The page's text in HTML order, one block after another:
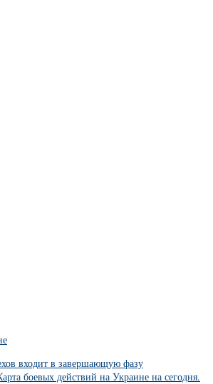
входит в завершающую фазу
боевых действий на Украине на сегодня.